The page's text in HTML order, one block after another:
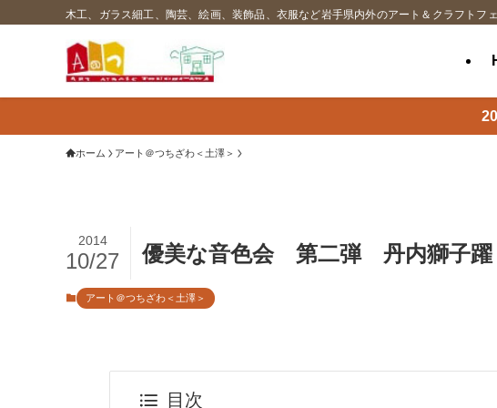
木工、ガラス細工、陶芸、絵画、装飾品、衣服など岩手県内外のアート＆クラフトフ
ホーム アート＠つちざわ＜土澤＞
優美な音色会 第二弾 丹内獅子
2014
10/27
アート＠つちざわ＜土澤＞
目次